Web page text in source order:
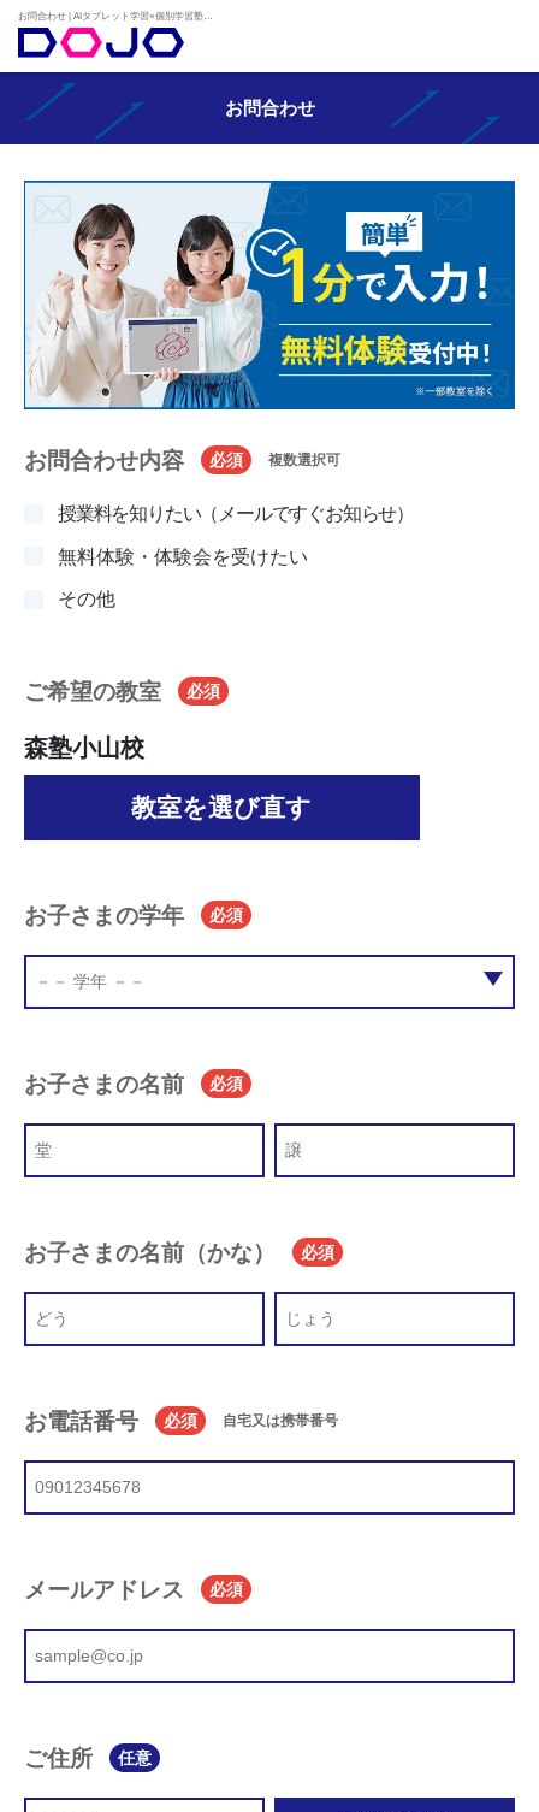
お問合わせ
お問合わせ内容 必須 複数選択可
授業料を知りたい（メールですぐお知らせ）
無料体験・体験会を受けたい
その他
ご希望の教室 必須
森塾小山校
教室を選び直す
お子さまの学年 必須
お子さまの名前 必須
お子さまの名前（かな） 必須
お電話番号 必須 自宅又は携帯番号
メールアドレス 必須
ご住所 任意